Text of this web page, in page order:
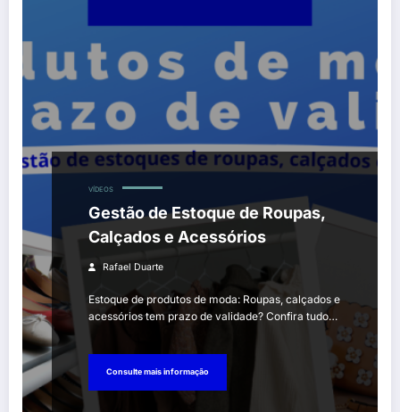
VÍDEOS
Gestão de Estoque de Roupas,
Calçados e Acessórios
Rafael Duarte
Estoque de produtos de moda: Roupas, calçados e
acessórios tem prazo de validade? Confira tudo…
Consulte mais informação